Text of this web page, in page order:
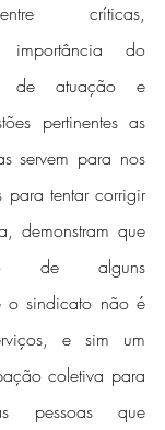
críticas,
importância do
de atuação e
pertinentes as
servem para nos
para tentar corrigir
demonstram que
de alguns
o sindicato não é
e sim um
coletiva para
pessoas que